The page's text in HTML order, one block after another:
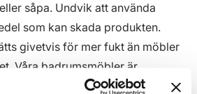
såpa. Undvik att använda
som kan skada produkten.
givetvis för mer fukt än möbler
Våra badrumsmöbler är
och gjorda i fukttåliga